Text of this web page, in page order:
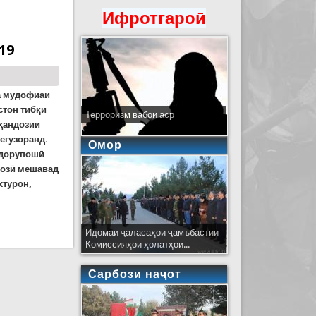
кунад
мудофиаи
тибқи
мешавад
Ифротгароӣ
Терроризм вабои аср
Омор
Идомаи ҷаласаҳои ҷамъбастии
Комиссияҳои ҳолатҳои...
Сарбози наҷот